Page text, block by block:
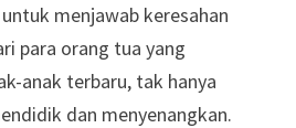
menjawab keresahan
para orang tua yang
anak terbaru, tak hanya
dan menyenangkan.